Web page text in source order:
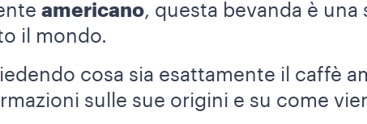
americano, questa bevanda è
il mondo.
cosa sia esattamente il caffè
sulle sue origini e su come